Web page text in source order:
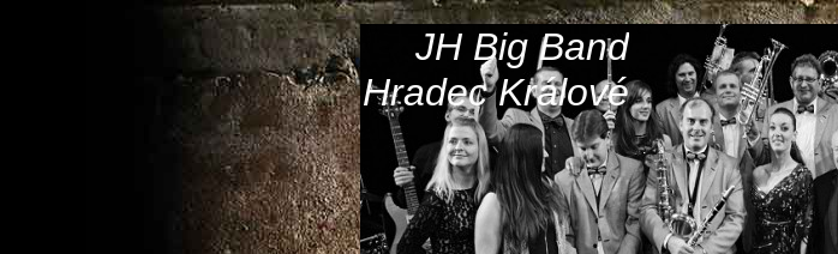
JH Big Band
Hradec Králové